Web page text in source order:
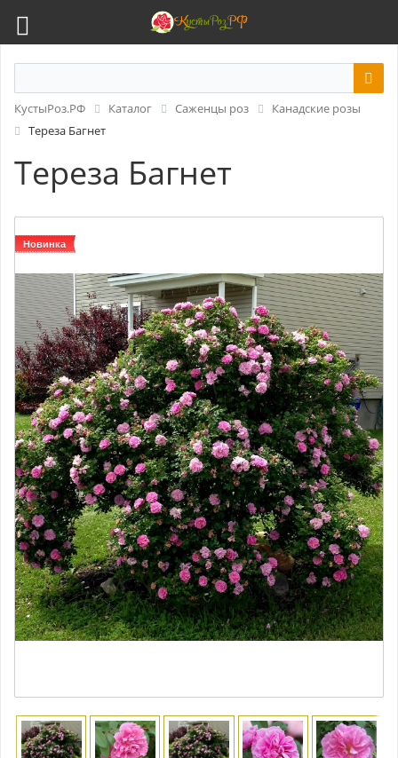
КустыРоз.РФ Каталог Саженцы роз
Канадские розы
Тереза Багнет
Тереза Багнет
Новинка